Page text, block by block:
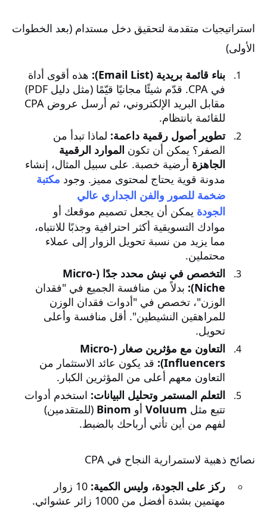
استراتيجيات متقدمة لتحقيق دخل مستدام (بعد الخطوات
الأولى)
بناء قائمة بريدية (Email List):
هذه أقوى أداة
في CPA. قدّم شيئًا مجانيًا قيّمًا (مثل دليل PDF)
مقابل البريد الإلكتروني، ثم أرسل عروض CPA
للقائمة بانتظام.
تطوير أصول رقمية داعمة: لماذا تبدأ من
الصفر؟ يمكن أن تكون الموارد الرقمية
الجاهزة أرضية خصبة. على سبيل المثال، إنشاء
مدونة قوية يحتاج لمحتوى مميز. وجود مكتبة
ضخمة للصور والفن الجداري عالي
الجودة يمكن أن يجعل تصميم موقعك أو
موادك التسويقية أكثر احترافية وجذبًا للانتباه،
مما يزيد من نسبة تحويل الزوار إلى عملاء
محتملين.
التخصص في نيش محدد جدًا (Micro-
Niche):
بدلاً من منافسة الجميع في "فقدان
الوزن"، تخصص في "أدوات فقدان الوزن
للمراهقين النشيطين". أقل منافسة وأعلى
تحويل.
التعاون مع مؤثرين صغار (Micro-
Influencers):
قد يكون عائد الاستثمار من
التعاون معهم أعلى من المؤثرين الكبار.
التعلم المستمر وتحليل البيانات: استخدم أدوات
تتبع مثل Voluum أو Binom (للمتقدمين)
لفهم من أين تأتي أرباحك بالضبط.
نصائح ذهبية لاستمرارية النجاح في CPA
ركز على الجودة، وليس الكمية:
10 زوار
مهتمين بشدة أفضل من 1000 زائر عشوائي.